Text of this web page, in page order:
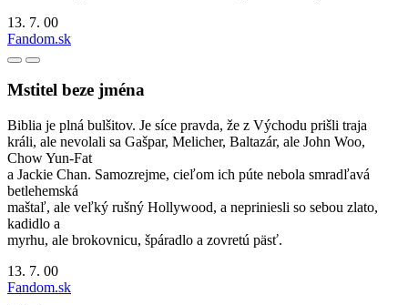
13. 7. 00
Fandom.sk
Mstitel beze jména
Biblia je plná bulšitov. Je síce pravda, že z Východu prišli traja
králi, ale nevolali sa Gašpar, Melicher, Baltazár, ale John Woo,
Chow Yun-Fat
a Jackie Chan. Samozrejme, cieľom ich púte nebola smradľavá
betlehemská
maštaľ, ale veľký rušný Hollywood, a nepriniesli so sebou zlato,
kadidlo a
myrhu, ale brokovnicu, špáradlo a zovretú päsť.
13. 7. 00
Fandom.sk